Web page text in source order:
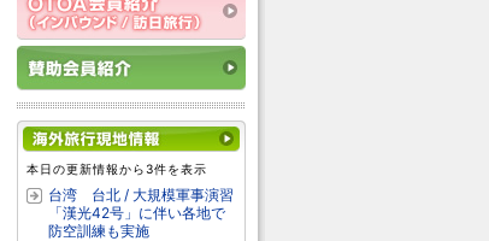
本日の更新情報から3件を表示
台湾 台北 / 大規模軍事演習
「漢光42号」に伴い各地で
防空訓練も実施